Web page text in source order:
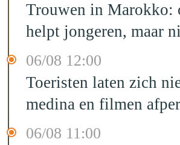
Trouwen in Marokko:
helpt jongeren, maar
06/08 12:00
Toeristen laten zich
medina en filmen
06/08 11:00